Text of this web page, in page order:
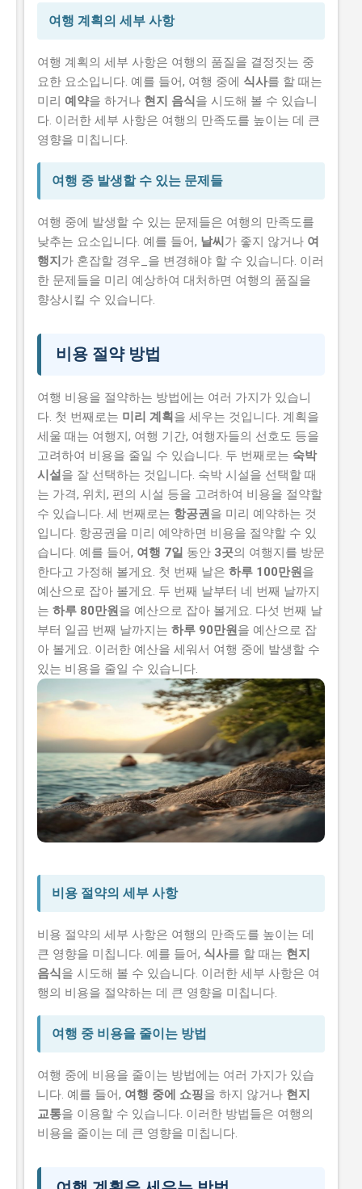
여행 계획의 세부 사항
여행 계획의 세부 사항은 여행의 품질을 결정짓는 중
요한 요소입니다. 예를 들어, 여행 중에 식사를 할 때는
미리 예약을 하거나 현지 음식을 시도해 볼 수 있습니
다. 이러한 세부 사항은 여행의 만족도를 높이는 데 큰
영향을 미칩니다.
여행 중 발생할 수 있는 문제들
여행 중에 발생할 수 있는 문제들은 여행의 만족도를
낮추는 요소입니다. 예를 들어, 날씨 가 좋지 않거나 여
행지 가 혼잡할 경우_을 변경해야 할 수 있습니다. 이러
한 문제들을 미리 예상하여 대처하면 여행의 품질을
향상시킬 수 있습니다.
비용 절약 방법
여행 비용을 절약하는 방법에는 여러 가지가 있습니
다. 첫 번째로는 미리 계획 을 세우는 것입니다. 계획을
세울 때는 여행지, 여행 기간, 여행자들의 선호도 등을
고려하여 비용을 줄일 수 있습니다. 두 번째로는 숙박
시설을 잘 선택하는 것입니다. 숙박 시설을 선택할 때
는 가격, 위치, 편의 시설 등을 고려하여 비용을 절약할
수 있습니다. 세 번째로는 항공권을 미리 예약하는 것
입니다. 항공권을 미리 예약하면 비용을 절약할 수 있
습니다. 예를 들어, 여행 7일 동안 3곳의 여행지를 방문
한다고 가정해 볼게요. 첫 번째 날은 하루 100만원을
예산으로 잡아 볼게요. 두 번째 날부터 네 번째 날까지
는 하루 80만원을 예산으로 잡아 볼게요. 다섯 번째 날
부터 일곱 번째 날까지는 하루 90만원을 예산으로 잡
아 볼게요. 이러한 예산을 세워서 여행 중에 발생할 수
있는 비용을 줄일 수 있습니다.
비용 절약의 세부 사항
비용 절약의 세부 사항은 여행의 만족도를 높이는 데
큰 영향을 미칩니다. 예를 들어, 식사를 할 때는 현지
음식을 시도해 볼 수 있습니다. 이러한 세부 사항은 여
행의 비용을 절약하는 데 큰 영향을 미칩니다.
여행 중 비용을 줄이는 방법
여행 중에 비용을 줄이는 방법에는 여러 가지가 있습
니다. 예를 들어, 여행 중에 쇼핑을 하지 않거나 현지
교통을 이용할 수 있습니다. 이러한 방법들은 여행의
비용을 줄이는 데 큰 영향을 미칩니다.